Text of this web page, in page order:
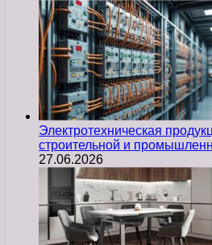
Электротехническая
строительной и
27.06.2026